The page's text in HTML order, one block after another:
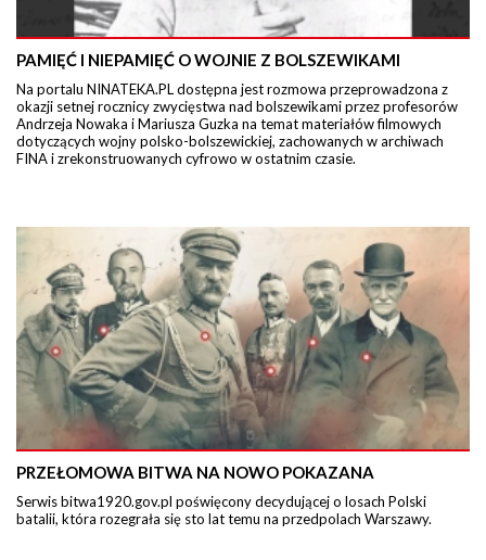
PAMIĘĆ I NIEPAMIĘĆ O WOJNIE Z BOLSZEWIKAMI
Na portalu NINATEKA.PL dostępna jest rozmowa przeprowadzona z
okazji setnej rocznicy zwycięstwa nad bolszewikami przez profesorów
Andrzeja Nowaka i Mariusza Guzka na temat materiałów filmowych
dotyczących wojny polsko-bolszewickiej, zachowanych w archiwach
FINA i zrekonstruowanych cyfrowo w ostatnim czasie.
PRZEŁOMOWA BITWA NA NOWO POKAZANA
Serwis bitwa1920.gov.pl poświęcony decydującej o losach Polski
batalii, która rozegrała się sto lat temu na przedpolach Warszawy.